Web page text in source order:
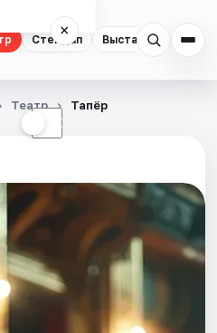
Стендап Выставки
×
☾
Театр Тапёр